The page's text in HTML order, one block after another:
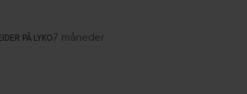
PÅ LYKO
Medarbeider på Lyko.
7 måneder
Kommentaren lades 7 måneder